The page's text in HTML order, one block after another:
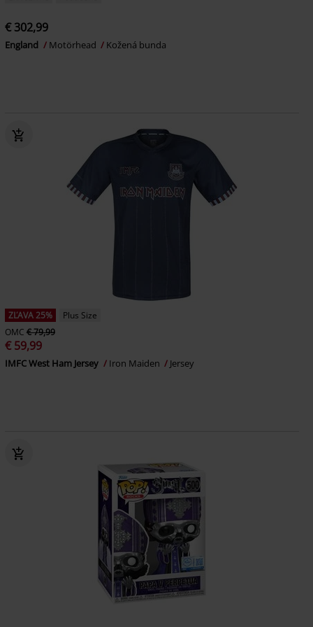
€ 302,99
England Motörhead Kožená bunda
ZĽAVA 25%
Plus Size
OMC € 79,99
€ 59,99
IMFC West Ham Jersey Iron Maiden Jersey